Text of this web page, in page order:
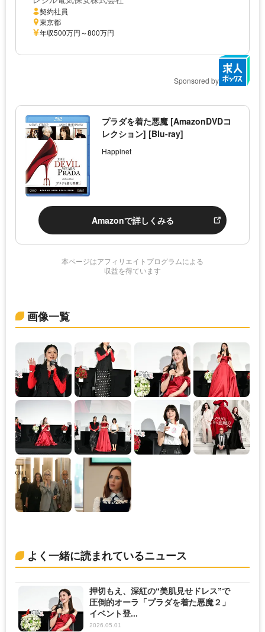
契約社員
東京都
年収500万円～800万円
Sponsored by
プラダを着た悪魔 [AmazonDVDコ
レクション] [Blu-ray]
Happinet
Amazonで詳しくみる
本ページはアフィリエイトプログラムによる
収益を得ています
画像一覧
よく一緒に読まれているニュース
押切もえ、深紅の“美肌見せドレス”で
圧倒的オーラ「プラダを着た悪魔２」
イベント登...
2026.05.01